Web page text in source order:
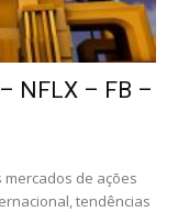
NFLX – FB –
de ações
tendências